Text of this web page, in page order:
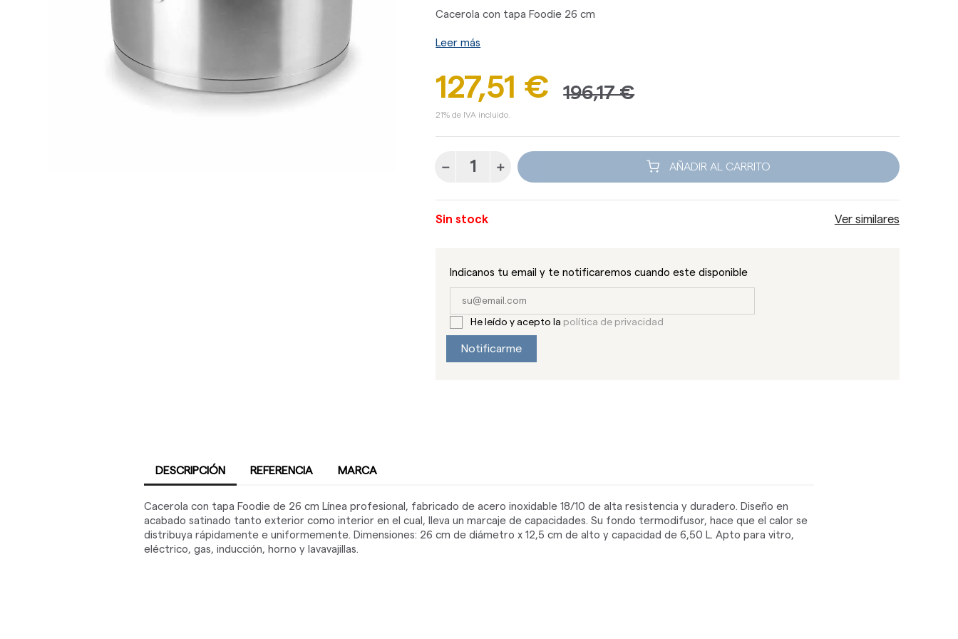
Cacerola con tapa Foodie 26 cm
Leer más
127,51 € 196,17 €
21% de IVA incluido.
AÑADIR AL CARRITO
Sin stock Ver similares
Indicanos tu email y te notificaremos cuando este disponible
He leído y acepto la política de privacidad
Notificarme
DESCRIPCIÓN REFERENCIA MARCA
Cacerola con tapa Foodie de 26 cm Línea profesional, fabricado de acero inoxidable 18/10 de alta resistencia y duradero. Diseño en
acabado satinado tanto exterior como interior en el cual, lleva un marcaje de capacidades. Su fondo termodifusor, hace que el calor se
distribuya rápidamente e uniformemente. Dimensiones: 26 cm de diámetro x 12,5 cm de alto y capacidad de 6,50 L. Apto para vitro,
eléctrico, gas, inducción, horno y lavavajillas.